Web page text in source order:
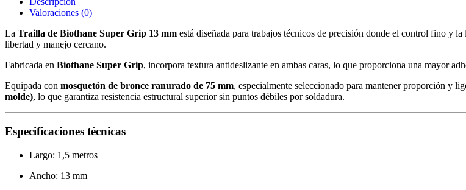
Valoraciones (0)
La Trailla de Biothane Super Grip 13 mm está diseñada para trabajos técnicos de precisión donde el control fino y
libertad y manejo cercano.
Fabricada en Biothane Super Grip, incorpora textura antideslizante en ambas caras, lo que proporciona una mayor
Equipada con mosquetón de bronce ranurado de 75 mm, especialmente seleccionado para mantener proporción y
molde), lo que garantiza resistencia estructural superior sin puntos débiles por soldadura.
Especificaciones técnicas
Largo: 1,5 metros
Ancho: 13 mm